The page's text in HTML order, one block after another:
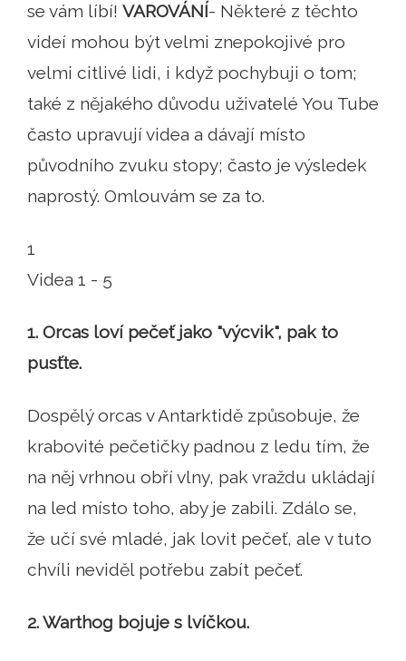
se vám líbí! VAROVÁNÍ- Některé z těchto
videí mohou být velmi znepokojivé pro
velmi citlivé lidi, i když pochybuji o tom;
také z nějakého důvodu uživatelé You Tube
často upravují videa a dávají místo
původního zvuku stopy; často je výsledek
naprostý. Omlouvám se za to.
1
Videa 1 - 5
1. Orcas loví pečeť jako "výcvik", pak to
pusťte.
Dospělý orcas v Antarktidě způsobuje, že
krabovité pečetičky padnou z ledu tím, že
na něj vrhnou obří vlny, pak vraždu ukládají
na led místo toho, aby je zabili. Zdálo se,
že učí své mladé, jak lovit pečeť, ale v tuto
chvíli neviděl potřebu zabít pečeť.
2. Warthog bojuje s lvíčkou.